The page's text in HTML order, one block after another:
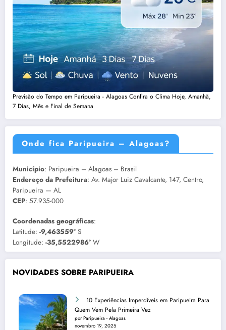
Previsão do Tempo em Paripueira - Alagoas Confira o Clima Hoje, Amanhã,
7 Dias, Mês e Final de Semana
Onde fica Paripueira – Alagoas?
Município: Paripueira – Alagoas – Brasil
Endereço da Prefeitura: Av. Major Luiz Cavalcante, 147, Centro,
Paripueira — AL
CEP: 57.935-000
Coordenadas geográficas:
Latitude: -9,463559° S
Longitude: -35,5522986° W
NOVIDADES SOBRE PARIPUEIRA
10 Experiências Imperdíveis em Paripueira Para
Quem Vem Pela Primeira Vez
por Paripueira - Alagoas
novembro 19, 2025